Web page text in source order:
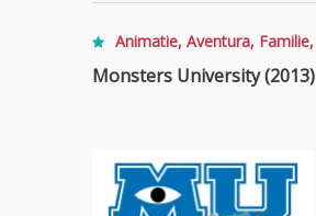
Animatie, Aventura, Familie,
Monsters University (2013)